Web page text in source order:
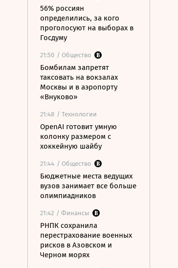
56% россиян
определились, за кого
проголосуют на выборах в
Госдуму
21:50 / Общество
Бомбилам запретят
таксовать на вокзалах
Москвы и в аэропорту
«Внуково»
21:48 / Технологии
OpenAI готовит умную
колонку размером с
хоккейную шайбу
21:44 / Общество
Бюджетные места ведущих
вузов занимает все больше
олимпиадников
21:42 / Финансы
РНПК сохранила
перестрахование военных
рисков в Азовском и
Черном морях